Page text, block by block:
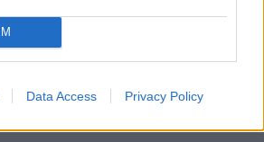
Data Access Privacy Policy
dia...
la zona è molto ricca di località da
sono stato per circa 15 giorni ed ho
con coordinate di camping e aree di